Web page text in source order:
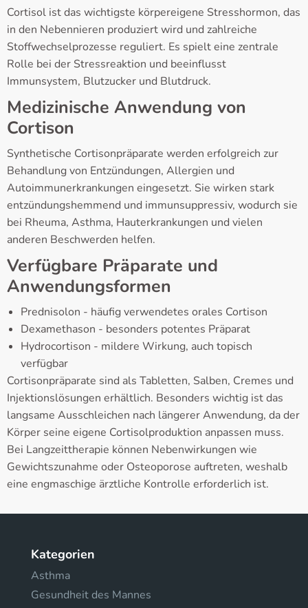
Cortisol ist das wichtigste körpereigene Stresshormon, das
in den Nebennieren produziert wird und zahlreiche
Stoffwechselprozesse reguliert. Es spielt eine zentrale
Rolle bei der Stressreaktion und beeinflusst
Immunsystem, Blutzucker und Blutdruck.
Medizinische Anwendung von
Cortison
Synthetische Cortisonpräparate werden erfolgreich zur
Behandlung von Entzündungen, Allergien und
Autoimmunerkrankungen eingesetzt. Sie wirken stark
entzündungshemmend und immunsuppressiv, wodurch sie
bei Rheuma, Asthma, Hauterkrankungen und vielen
anderen Beschwerden helfen.
Verfügbare Präparate und
Anwendungsformen
Prednisolon - häufig verwendetes orales Cortison
Dexamethason - besonders potentes Präparat
Hydrocortison - mildere Wirkung, auch topisch
verfügbar
Cortisonpräparate sind als Tabletten, Salben, Cremes und
Injektionslösungen erhältlich. Besonders wichtig ist das
langsame Ausschleichen nach längerer Anwendung, da der
Körper seine eigene Cortisolproduktion anpassen muss.
Bei Langzeittherapie können Nebenwirkungen wie
Gewichtszunahme oder Osteoporose auftreten, weshalb
eine engmaschige ärztliche Kontrolle erforderlich ist.
Kategorien
Asthma
Gesundheit des Mannes